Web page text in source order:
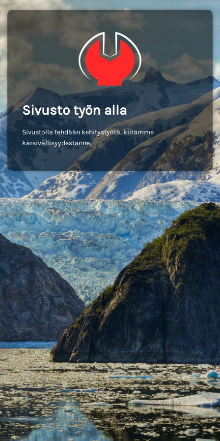
Sivusto työn alla
Sivustolla tehdään kehitystyötä, kiitämme
kärsivällisyydestänne.